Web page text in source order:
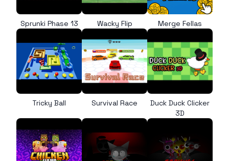
Sprunki Phase 13 Wacky Flip Merge Fellas
Tricky Ball Survival Race
Duck Duck Clicker
3D